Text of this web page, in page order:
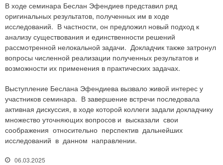
В ходе семинара Беслан Эфендиев представил ряд
оригинальных результатов, полученных им в ходе
исследований. В частности, он предложил новый подход к
анализу существования и единственности решений
рассмотренной нелокальной задачи. Докладчик также затронул
вопросы численной реализации полученных результатов и
возможности их применения в практических задачах.
Выступление Беслана Эфендиева вызвало живой интерес у
участников семинара. В завершение встречи последовала
активная дискуссия, в ходе которой коллеги задали докладчику
множество уточняющих вопросов и высказали свои
соображения относительно перспектив дальнейших
исследований в данном направлении.
06.03.2025